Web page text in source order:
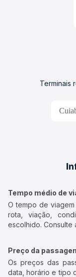
Terminais
Tempo médio de
O tempo de
rota, viação,
escolhido. Consulte
Preço da
Os preços das
data, horário e tipo